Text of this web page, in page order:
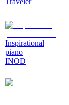
Inspirational
piano
INOD